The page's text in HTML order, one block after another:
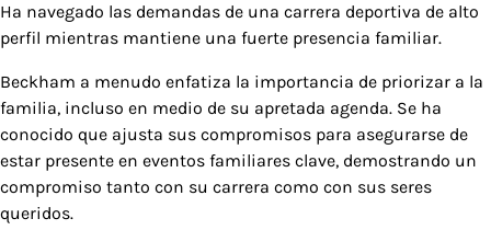
Ha navegado las demandas de una carrera deportiva de alto
perfil mientras mantiene una fuerte presencia familiar.
Beckham a menudo enfatiza la importancia de priorizar a la
familia, incluso en medio de su apretada agenda. Se ha
conocido que ajusta sus compromisos para asegurarse de
estar presente en eventos familiares clave, demostrando un
compromiso tanto con su carrera como con sus seres
queridos.